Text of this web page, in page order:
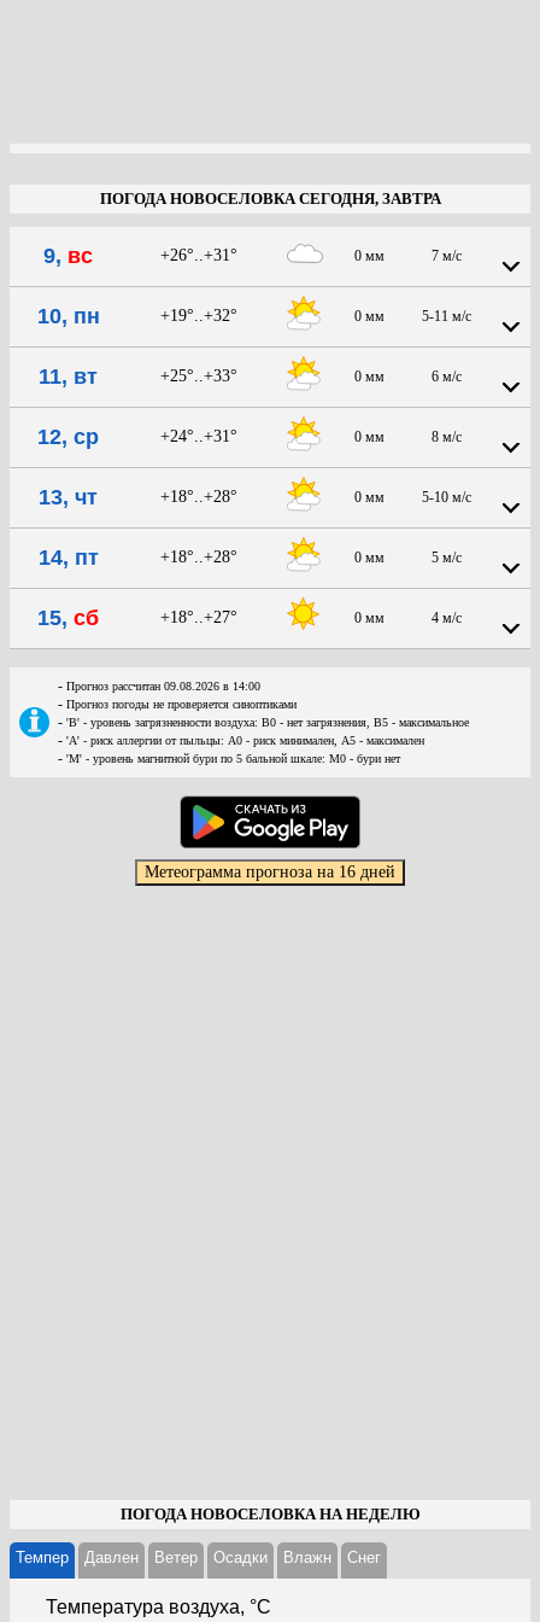
ПОГОДА НОВОСЕЛОВКА СЕГОДНЯ, ЗАВТРА
9, вс +26°..+31° 0 мм 7 м/с
10, пн +19°..+32° 0 мм 5-11 м/с
11, вт +25°..+33° 0 мм 6 м/с
12, ср +24°..+31° 0 мм 8 м/с
13, чт +18°..+28° 0 мм 5-10 м/с
14, пт +18°..+28° 0 мм 5 м/с
15, сб +18°..+27° 0 мм 4 м/с
- Прогноз рассчитан 09.08.2026 в 14:00
- Прогноз погоды не проверяется синоптиками
- 'В' - уровень загрязненности воздуха: В0 - нет загрязнения, В5 - максимальное
- 'А' - риск аллергии от пыльцы: А0 - риск минимален, А5 - максимален
- 'М' - уровень магнитной бури по 5 бальной шкале: М0 - бури нет
ПОГОДА НОВОСЕЛОВКА НА НЕДЕЛЮ
Темпер Давлен Ветер Осадки Влажн Cнег
Температура воздуха, °С